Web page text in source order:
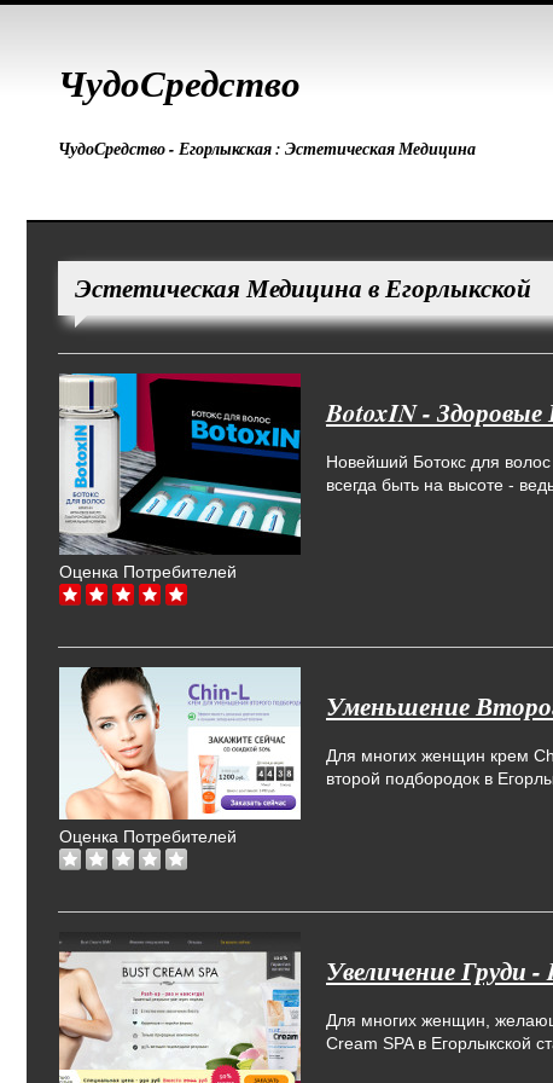
ЧудоСредство
ЧудоСредство - Егорлыкская : Эстетическая Медицина
Эстетическая Медицина в Егорлыкской
Оценка Потребителей
BotoxIN -
Новейший Ботокс для
всегда быть на высоте -
Оценка Потребителей
Уменьшение
Для многих женщин крем
второй подбородок в
Увеличение Груди -
Для многих женщин,
Cream SPA в Егорлыкской